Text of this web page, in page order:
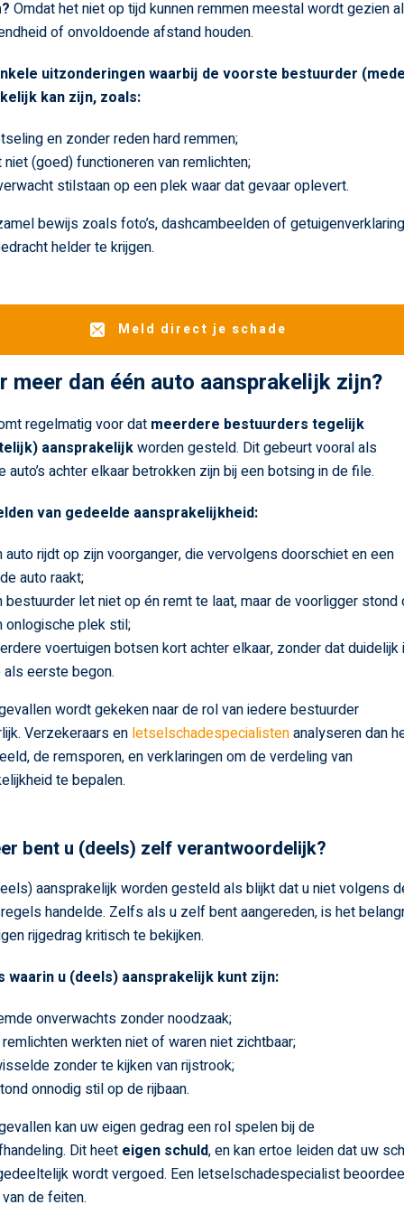
Omdat het niet op tijd kunnen remmen meestal wordt gezien
of onvoldoende afstand houden.
uitzonderingen waarbij de voorste bestuurder
kan zijn, zoals:
en zonder reden hard remmen;
niet (goed) functioneren van remlichten;
stilstaan op een plek waar dat gevaar oplevert.
bewijs zoals foto’s, dashcambeelden of
helder te krijgen.
Meld direct je schade
meer dan één auto aansprakelijk zijn?
regelmatig voor dat meerdere bestuurders tegelijk
aansprakelijkworden gesteld. Dit gebeurt vooral als
auto’s achter elkaar betrokken zijn bij een botsing in de file.
van gedeelde aansprakelijkheid:
auto rijdt op zijn voorganger, die vervolgens doorschiet en een
auto raakt;
bestuurder let niet op én remt te laat, maar de voorligger stond
onlogische plek stil;
voertuigen botsen kort achter elkaar, zonder dat duidelijk
als eerste begon.
wordt gekeken naar de rol van iedere bestuurder
Verzekeraars en letselschadespecialistenanalyseren dan
de remsporen, en verklaringen om de verdeling van
te bepalen.
bent u (deels) zelf verantwoordelijk?
aansprakelijk worden gesteld als blijkt dat u niet volgens
handelde. Zelfs als u zelf bent aangereden, is het
rijgedrag kritisch te bekijken.
waarin u (deels) aansprakelijk kunt zijn:
onverwachts zonder noodzaak;
werkten niet of waren niet zichtbaar;
zonder te kijken van rijstrook;
onnodig stil op de rijbaan.
kan uw eigen gedrag een rol spelen bij de
Dit heet eigen schuld, en kan ertoe leiden dat uw
wordt vergoed. Een letselschadespecialist
de feiten.